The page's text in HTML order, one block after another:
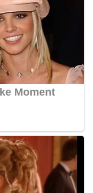
dibawa ke
tempat
dan dua hala,
Kuala
ke lokasi
terperangkap